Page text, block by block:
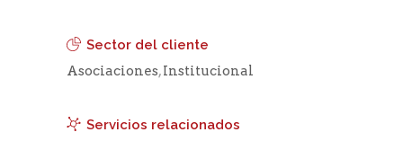
Sector del cliente
Asociaciones,Institucional
Servicios relacionados